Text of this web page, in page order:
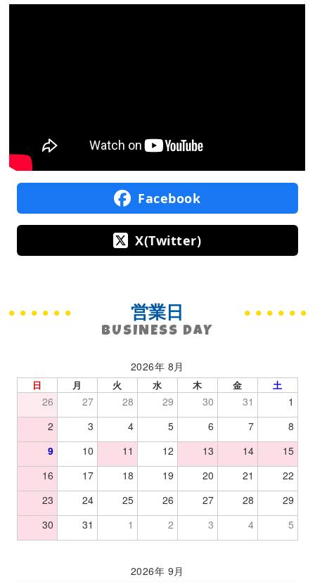
Facebook
X(Twitter)
営業日
BUSINESS DAY
2026年 8月
日 月 火 水 木 金 土
26 27 28 29 30 31
1
2
3 4 5 6 7
8
9
10 11 12 13 14
15
16
17 18 19 20 21
22
23
24 25 26 27 28
29
30
31 1 2 3 4 5
2026年 9月